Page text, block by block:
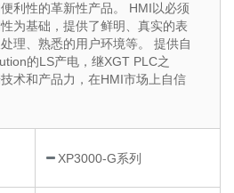
利性的革新性产品。 HMI以必须
为基础，提供了鲜明、真实的表
理、熟悉的用户环境等。 提供自
的LS产电，继XGT PLC之
术和产品力，在HMI市场上自信
XP3000-G系列